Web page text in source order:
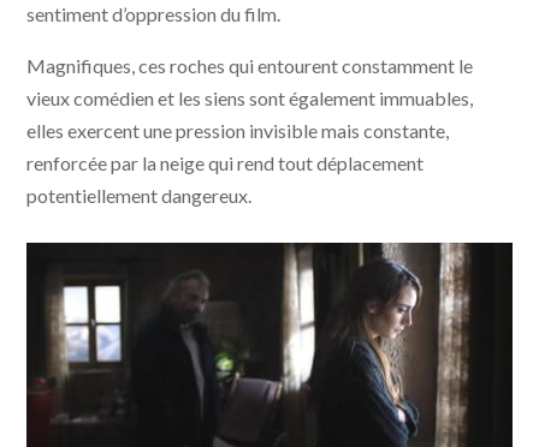
sentiment d’oppression du film.
Magnifiques, ces roches qui entourent constamment le
vieux comédien et les siens sont également immuables,
elles exercent une pression invisible mais constante,
renforcée par la neige qui rend tout déplacement
potentiellement dangereux.